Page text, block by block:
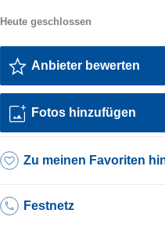
Anbieter bewerten
Fotos hinzufügen
Zu meinen Favoriten
Festnetz